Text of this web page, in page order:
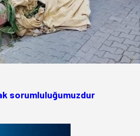
sorumluluğumuzdur